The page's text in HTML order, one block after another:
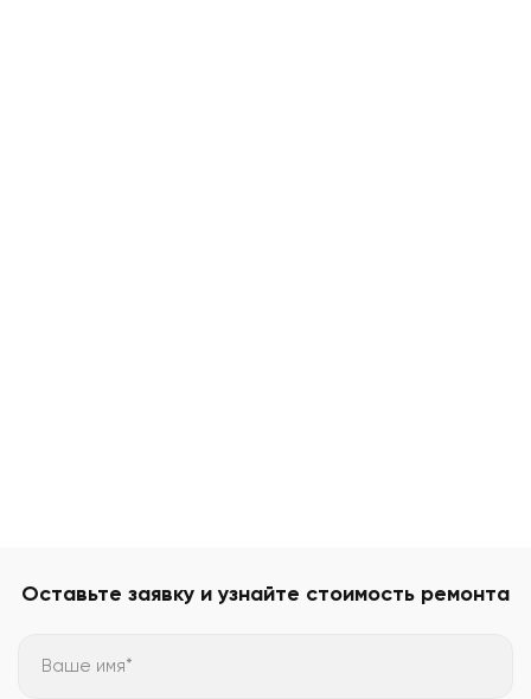
Оставьте заявку и узнайте стоимость ремонта
Ваше имя*